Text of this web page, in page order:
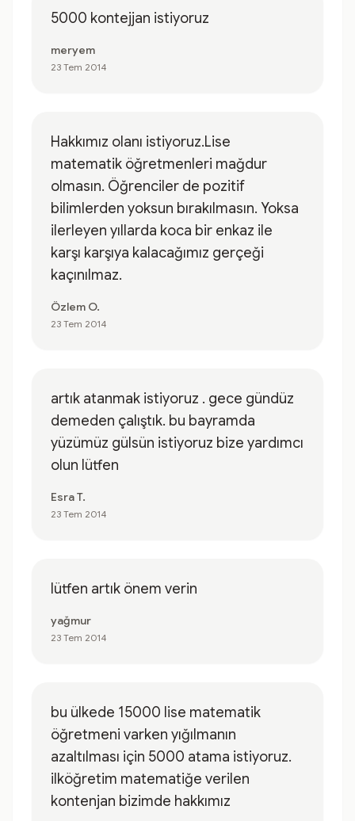
5000 kontejjan istiyoruz
meryem
23 Tem 2014
Hakkımız olanı istiyoruz.Lise
matematik öğretmenleri mağdur
olmasın. Öğrenciler de pozitif
bilimlerden yoksun bırakılmasın. Yoksa
ilerleyen yıllarda koca bir enkaz ile
karşı karşıya kalacağımız gerçeği
kaçınılmaz.
Özlem O.
23 Tem 2014
artık atanmak istiyoruz . gece gündüz
demeden çalıştık. bu bayramda
yüzümüz gülsün istiyoruz bize yardımcı
olun lütfen
Esra T.
23 Tem 2014
lütfen artık önem verin
yağmur
23 Tem 2014
bu ülkede 15000 lise matematik
öğretmeni varken yığılmanın
azaltılması için 5000 atama istiyoruz.
ilköğretim matematiğe verilen
kontenjan bizimde hakkımız